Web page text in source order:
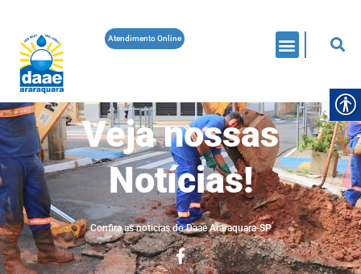
Atendimento Online
Veja nossas
Notícias!
Confira as noticias do Daae Araraquara-SP